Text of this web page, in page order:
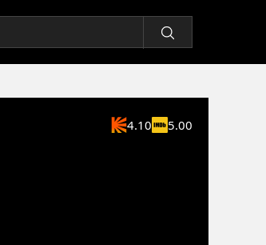
4.10 5.00